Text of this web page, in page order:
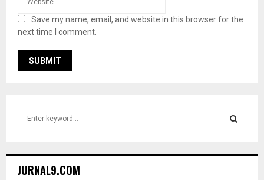
Save my name, email, and website in this browser for the
next time I comment.
h
JURNAL9.COM